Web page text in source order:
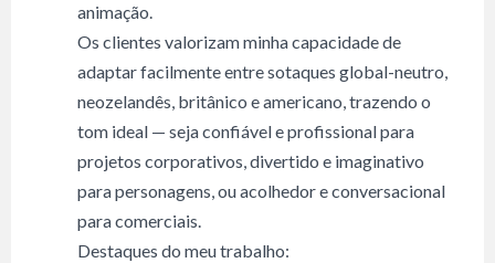
animação.
Os clientes valorizam minha capacidade de
adaptar facilmente entre sotaques global-neutro,
neozelandês, britânico e americano, trazendo o
tom ideal — seja confiável e profissional para
projetos corporativos, divertido e imaginativo
para personagens, ou acolhedor e conversacional
para comerciais.
Destaques do meu trabalho: